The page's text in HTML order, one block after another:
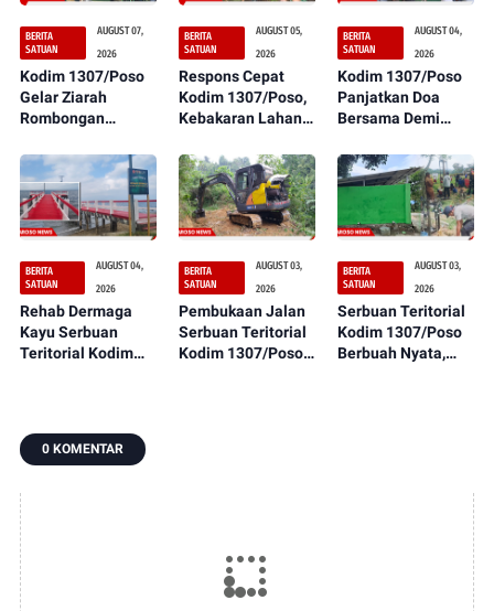
BERITA
SATUAN
AUGUST 07,
2026
Kodim 1307/Poso
Gelar Ziarah
Rombongan
Peringatan HUT
ke-1 Kodam
XXIII/Palaka Wira
BERITA
SATUAN
AUGUST 05,
2026
Respons Cepat
Kodim 1307/Poso,
Kebakaran Lahan
Warga Berhasil
Dipadamkan
BERITA
SATUAN
AUGUST 04,
2026
Kodim 1307/Poso
Panjatkan Doa
Bersama Demi
TNI Terintegrasi TA
2026
BERITA
SATUAN
AUGUST 04,
2026
Rehab Dermaga
Kayu Serbuan
Teritorial Kodim
Manfaatnya
Segera Dirasakan
BERITA
SATUAN
AUGUST 03,
2026
Pembukaan Jalan
Serbuan Teritorial
Kodim 1307/Poso
BERITA
SATUAN
AUGUST 03,
2026
Serbuan Teritorial
Kodim 1307/Poso
Berbuah Nyata,
0 KOMENTAR